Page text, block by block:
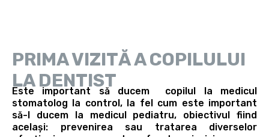
PRIMA VIZITĂ A COPILULUI
LA DENTIST
Este important să ducem copilul la medicul
stomatolog la control, la fel cum este important
să-l ducem la medicul pediatru, obiectivul fiind
același: prevenirea sau tratarea diverselor